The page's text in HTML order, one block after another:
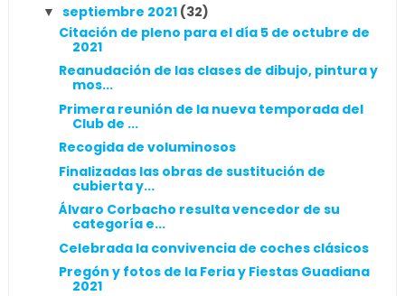
▼ septiembre 2021 (32)
Citación de pleno para el día 5 de octubre de
2021
Reanudación de las clases de dibujo, pintura y
mos...
Primera reunión de la nueva temporada del
Club de ...
Recogida de voluminosos
Finalizadas las obras de sustitución de
cubierta y...
Álvaro Corbacho resulta vencedor de su
categoría e...
Celebrada la convivencia de coches clásicos
Pregón y fotos de la Feria y Fiestas Guadiana
2021